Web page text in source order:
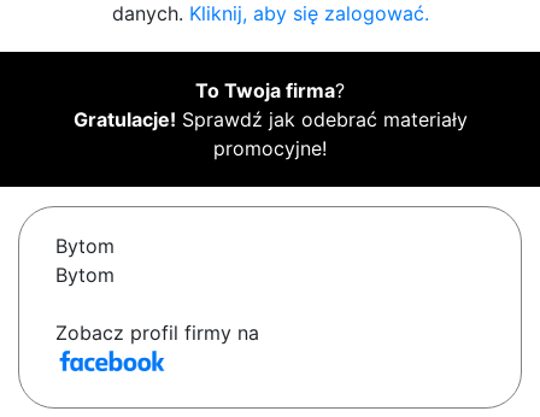
danych. Kliknij, aby się zalogować.
To Twoja firma?
Gratulacje! Sprawdź jak odebrać materiały
promocyjne!
Bytom
Bytom
Zobacz profil firmy na